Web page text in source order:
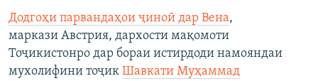
Додгоҳи парвандаҳои ҷиноӣ дар Вена,
маркази Австрия, дархости мақомоти
Тоҷикистонро дар бораи истирдоди намояндаи
мухолифини тоҷик Шавкати Муҳаммад